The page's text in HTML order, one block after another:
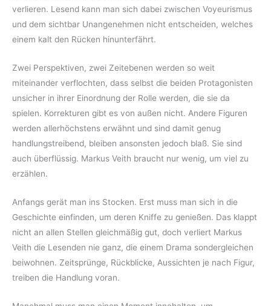
verlieren. Lesend kann man sich dabei zwischen Voyeurismus
und dem sichtbar Unangenehmen nicht entscheiden, welches
einem kalt den Rücken hinunterfährt.
Zwei Perspektiven, zwei Zeitebenen werden so weit
miteinander verflochten, dass selbst die beiden Protagonisten
unsicher in ihrer Einordnung der Rolle werden, die sie da
spielen. Korrekturen gibt es von außen nicht. Andere Figuren
werden allerhöchstens erwähnt und sind damit genug
handlungstreibend, bleiben ansonsten jedoch blaß. Sie sind
auch überflüssig. Markus Veith braucht nur wenig, um viel zu
erzählen.
Anfangs gerät man ins Stocken. Erst muss man sich in die
Geschichte einfinden, um deren Kniffe zu genießen. Das klappt
nicht an allen Stellen gleichmäßig gut, doch verliert Markus
Veith die Lesenden nie ganz, die einem Drama sondergleichen
beiwohnen. Zeitsprünge, Rückblicke, Aussichten je nach Figur,
treiben die Handlung voran.